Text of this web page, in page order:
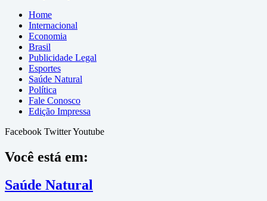
Home
Internacional
Economia
Brasil
Publicidade Legal
Esportes
Saúde Natural
Política
Fale Conosco
Edição Impressa
Facebook TwitterYoutube
Você está em:
Saúde Natural